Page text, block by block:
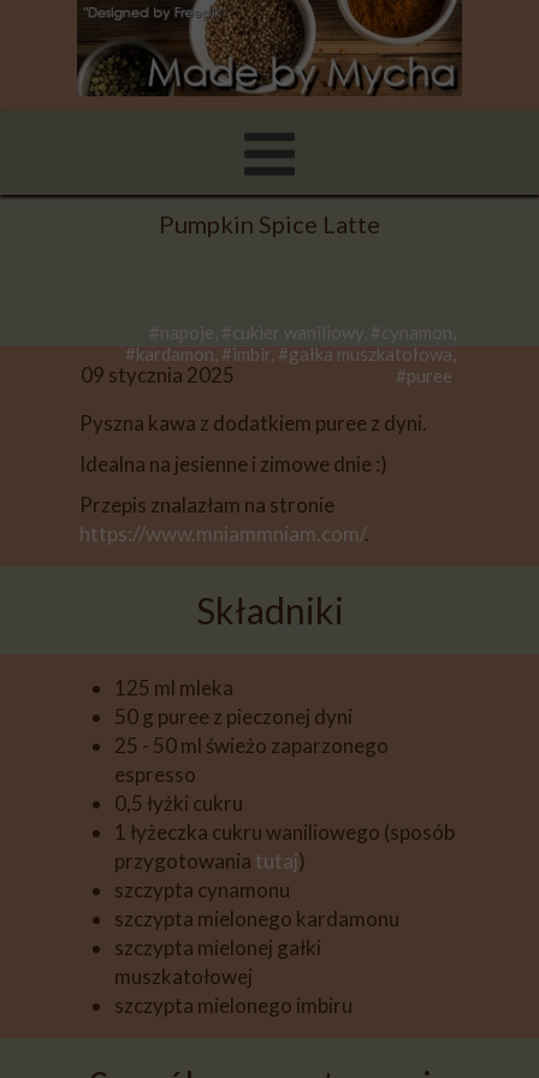
#napoje, #cukier waniliowy, #cynamon,
#kardamon, #imbir, #gałka muszkatołowa,
#puree
09 stycznia 2025
Pumpkin Spice Latte
Pyszna kawa z dodatkiem puree z dyni.
Idealna na jesienne i zimowe dnie :)
Przepis znalazłam na stronie
https://www.mniammniam.com/.
Składniki
125 ml mleka
50 g puree z pieczonej dyni
25 - 50 ml świeżo zaparzonego
espresso
0,5 łyżki cukru
1 łyżeczka cukru waniliowego (sposób
przygotowania tutaj)
szczypta cynamonu
szczypta mielonego kardamonu
szczypta mielonej gałki
muszkatołowej
szczypta mielonego imbiru